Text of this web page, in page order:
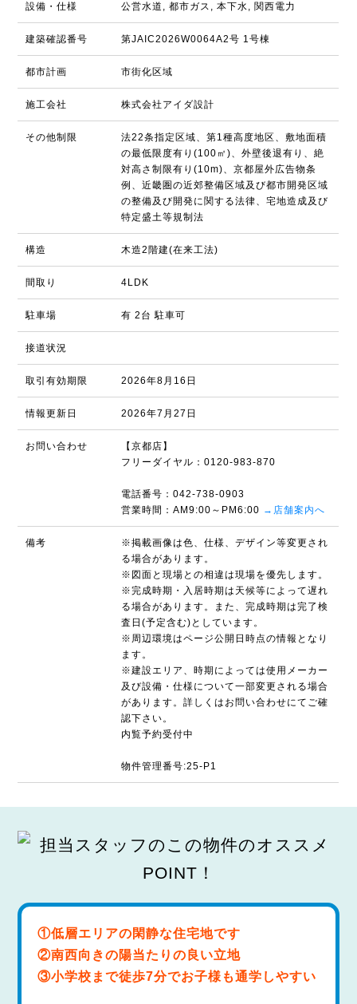
設備・仕様 公営水道, 都市ガス, 本下水, 関西電力
建築確認番号 第JAIC2026W0064A2号 1号棟
都市計画 市街化区域
施工会社 株式会社アイダ設計
その他制限
法22条指定区域、第1種高度地区、敷地面積
の最低限度有り(100㎡)、外壁後退有り、絶
対高さ制限有り(10m)、京都屋外広告物条
例、近畿圏の近郊整備区域及び都市開発区域
の整備及び開発に関する法律、宅地造成及び
特定盛土等規制法
構造 木造2階建(在来工法)
間取り 4LDK
駐車場 有 2台 駐車可
接道状況
取引有効期限 2026年8月16日
情報更新日 2026年7月27日
お問い合わせ
【京都店】
フリーダイヤル：0120-983-870
電話番号：042-738-0903
営業時間：AM9:00～PM6:00 →店舗案内へ
備考
※掲載画像は色、仕様、デザイン等変更され
る場合があります。
※図面と現場との相違は現場を優先します。
※完成時期・入居時期は天候等によって遅れ
る場合があります。また、完成時期は完了検
査日(予定含む)としています。
※周辺環境はページ公開日時点の情報となり
ます。
※建設エリア、時期によっては使用メーカー
及び設備・仕様について一部変更される場合
があります。詳しくはお問い合わせにてご確
認下さい。
内覧予約受付中
物件管理番号:25-P1
①低層エリアの閑静な住宅地です
②南西向きの陽当たりの良い立地
③小学校まで徒歩7分でお子様も通学しやすい